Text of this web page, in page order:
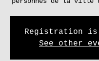
Registration is
See other